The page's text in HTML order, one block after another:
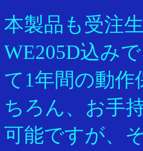
本製品も受注
WE205D込み
て1年間の動
ちろん、お手
可能ですが、